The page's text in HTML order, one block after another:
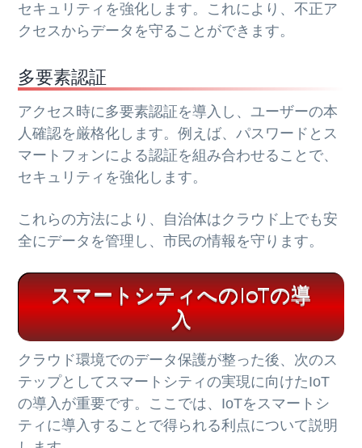
セキュリティを強化します。これにより、不正ア
クセスからデータを守ることができます。
多要素認証
アクセス時に多要素認証を導入し、ユーザーの本
人確認を厳格化します。例えば、パスワードとス
マートフォンによる認証を組み合わせることで、
セキュリティを強化します。
これらの方法により、自治体はクラウド上でも安
全にデータを管理し、市民の情報を守ります。
スマートシティへのIoTの導
入
クラウド環境でのデータ保護が整った後、次のス
テップとしてスマートシティの実現に向けたIoT
の導入が重要です。ここでは、IoTをスマートシ
ティに導入することで得られる利点について説明